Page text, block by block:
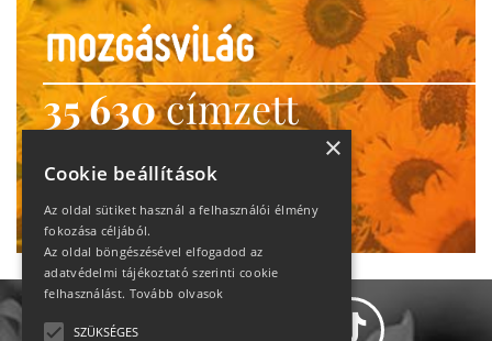
35 630címzett
heti motiváció
Ne maradj le!
×
Cookie beállítások
Az oldal sütiket használ a felhasználói élmény
fokozása céljából.
Az oldal böngészésével elfogadod az
adatvédelmi tájékoztató szerinti cookie
felhasználást. Tovább olvasok
SZÜKSÉGES